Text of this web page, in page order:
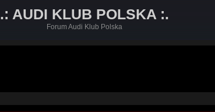
.: AUDI KLUB POLSKA :.
Forum Audi Klub Polska